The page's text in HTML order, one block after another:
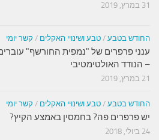
31 במרץ, 2019
החודש בטבע / טבע ושינויי האקלים / קשר יומי
ענני פרפרים של "נמפית החורשף"
– הנודד האולטימטיבי
21 במרץ, 2019
החודש בטבע / טבע ושינויי האקלים / קשר יומי
יש פרפרים פה? בחמסין באמצע הקיץ?
24 ביולי, 2018